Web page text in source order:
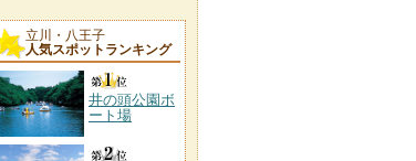
立川・八王子
人気スポットランキング
井の頭公園ボ
ート場